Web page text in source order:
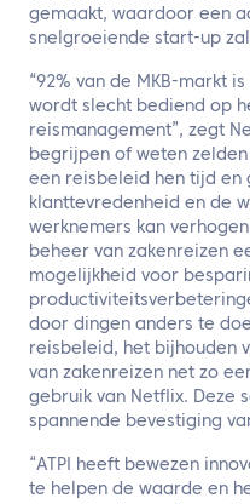
gemaakt, waardoor een
snelgroeiende start-up
“92% van de MKB-markt
wordt slecht bediend op
reismanagement”, zegt
begrijpen of weten
een reisbeleid hen tijd en
klanttevredenheid en de
werknemers kan
beheer van zakenreizen
mogelijkheid voor
door dingen anders te
reisbeleid, het bijhouden
van zakenreizen net zo
gebruik van Netflix. Deze
spannende bevestiging
“ATPI heeft bewezen
te helpen de waarde en